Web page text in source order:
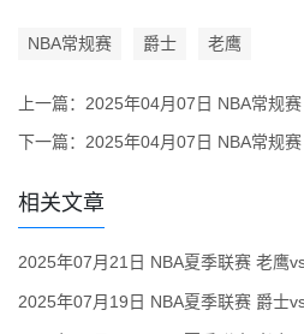
NBA常规赛 爵士 老鹰
上一篇： 2025年04月07日 NBA常规
下一篇： 2025年04月07日 NBA常规
相关文章
2025年07月21日 NBA夏季联赛 老鹰
2025年07月19日 NBA夏季联赛 爵士